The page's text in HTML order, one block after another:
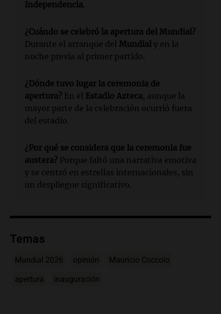
Independencia.
¿Cuándo se celebró la apertura del Mundial?
Durante el arranque del Mundial y en la
noche previa al primer partido.
¿Dónde tuvo lugar la ceremonia de
apertura? En el Estadio Azteca, aunque la
mayor parte de la celebración ocurrió fuera
del estadio.
¿Por qué se considera que la ceremonia fue
austera? Porque faltó una narrativa emotiva
y se centró en estrellas internacionales, sin
un despliegue significativo.
Temas
Mundial 2026 opinión Mauricio Coccolo
apertura inauguración